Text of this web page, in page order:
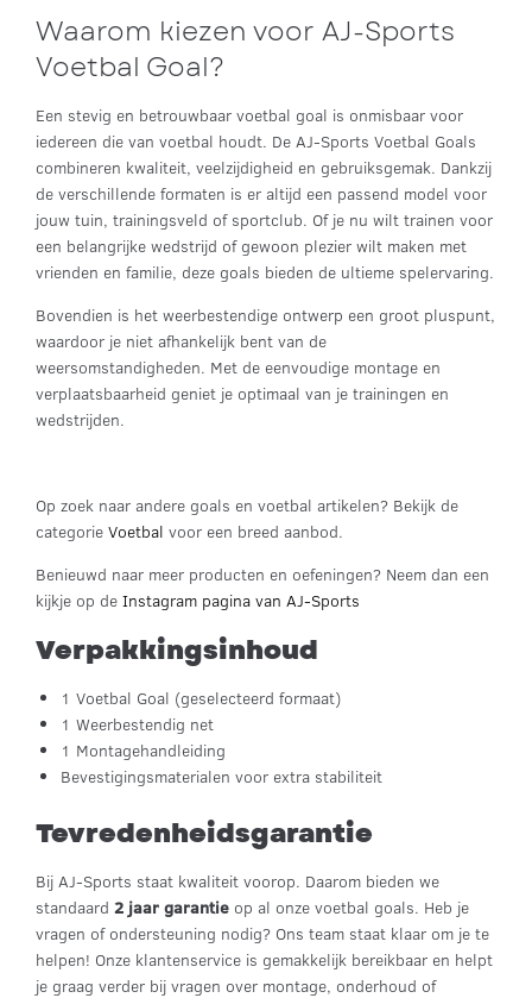
Waarom kiezen voor AJ-Sports
Voetbal Goal?
Een stevig en betrouwbaar voetbal goal is onmisbaar voor
iedereen die van voetbal houdt. De AJ-Sports Voetbal Goals
combineren kwaliteit, veelzijdigheid en gebruiksgemak. Dankzij
de verschillende formaten is er altijd een passend model voor
jouw tuin, trainingsveld of sportclub. Of je nu wilt trainen voor
een belangrijke wedstrijd of gewoon plezier wilt maken met
vrienden en familie, deze goals bieden de ultieme spelervaring.
Bovendien is het weerbestendige ontwerp een groot pluspunt,
waardoor je niet afhankelijk bent van de
weersomstandigheden. Met de eenvoudige montage en
verplaatsbaarheid geniet je optimaal van je trainingen en
wedstrijden.
Op zoek naar andere goals en voetbal artikelen? Bekijk de
categorie Voetbal voor een breed aanbod.
Benieuwd naar meer producten en oefeningen? Neem dan een
kijkje op de Instagram pagina van AJ-Sports
Verpakkingsinhoud
1 Voetbal Goal (geselecteerd formaat)
1 Weerbestendig net
1 Montagehandleiding
Bevestigingsmaterialen voor extra stabiliteit
Tevredenheidsgarantie
Bij AJ-Sports staat kwaliteit voorop. Daarom bieden we
standaard 2 jaar garantie op al onze voetbal goals. Heb je
vragen of ondersteuning nodig? Ons team staat klaar om je te
helpen! Onze klantenservice is gemakkelijk bereikbaar en helpt
je graag verder bij vragen over montage, onderhoud of